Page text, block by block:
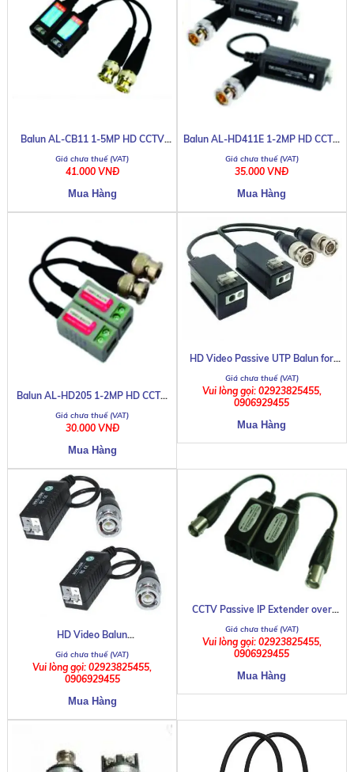
Balun AL-CB11 1-5MP HD CCTV
Camera
41.000 VNĐ
Balun AL-HD411E 1-2MP HD CCTV
Camera
35.000 VNĐ
Balun AL-HD205 1-2MP HD CCTV
Camera
30.000 VNĐ
HD Video Passive UTP Balun for
AHD/CVI/TVI
Vui lòng gọi: 02923825455,
0906929455
HD Video Balun
AHD/CVI/TVI/Analog
Vui lòng gọi: 02923825455,
0906929455
CCTV Passive IP Extender over
Vui lòng gọi: 02923825455,
0906929455